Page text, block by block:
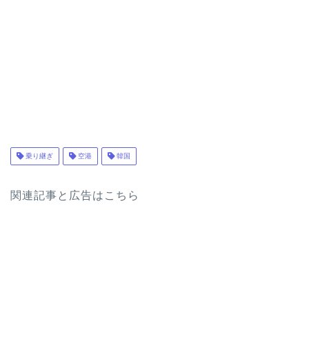
乗り継ぎ 空港 韓国
関連記事と広告はこちら